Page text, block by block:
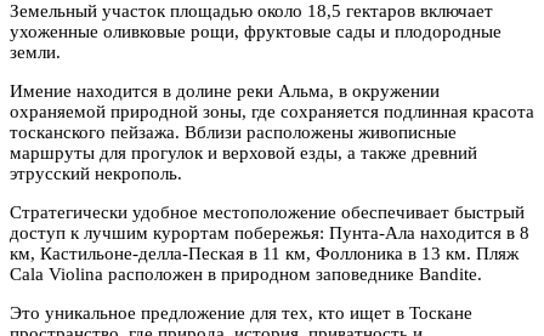
Земельный участок площадью около 18,5 гектаров включает
ухоженные оливковые рощи, фруктовые сады и плодородные
земли.
Имение находится в долине реки Альма, в окружении
охраняемой природной зоны, где сохраняется подлинная красота
тосканского пейзажа. Вблизи расположены живописные
маршруты для прогулок и верховой езды, а также древний
этрусский некрополь.
Стратегически удобное местоположение обеспечивает быстрый
доступ к лучшим курортам побережья: Пунта-Ала находится в 8
км, Кастильоне-делла-Пеская в 11 км, Фоллоника в 13 км. Пляж
Cala Violina расположен в природном заповеднике Bandite.
Это уникальное предложение для тех, кто ищет в Тоскане